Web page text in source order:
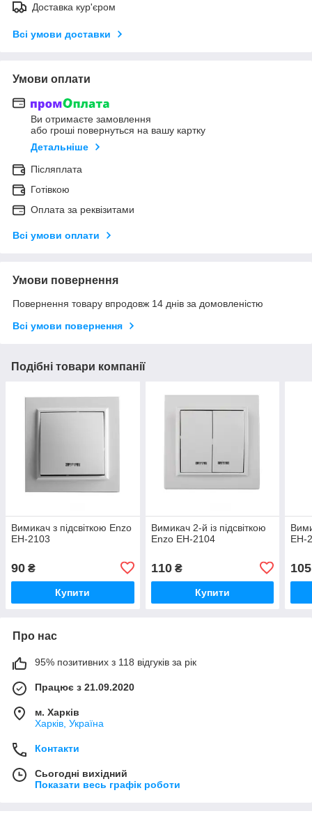
Доставка кур'єром
Всі умови доставки
Умови оплати
Ви отримаєте замовлення
або гроші повернуться на вашу картку
Детальніше
Післяплата
Готівкою
Оплата за реквізитами
Всі умови оплати
Умови повернення
Повернення товару впродовж 14 днів за домовленістю
Всі умови повернення
Подібні товари компанії
Вимикач з підсвіткою Enzo
EH-2103
90 ₴
Купити
Вимикач 2-й із підсвіткою
Enzo EH-2104
110₴
Купити
EH-
105
Про нас
95% позитивних з 118 відгуків за рік
Працює з 21.09.2020
м. Харків
Харків, Україна
Контакти
Сьогодні вихідний
Показати весь графік роботи